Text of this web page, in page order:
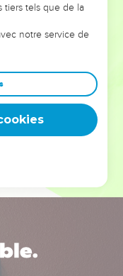
alors même que ce
et responsables
afin que leurs erreurs
un ministère, une
expérience est faite
tiers tels que de la
notre service de